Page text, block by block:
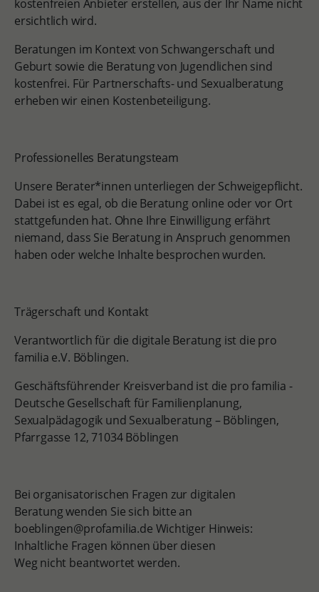
kostenfreien Anbieter erstellen, aus der Ihr Name nicht
ersichtlich wird.
Beratungen im Kontext von Schwangerschaft und
Geburt sowie die Beratung von Jugendlichen sind
kostenfrei. Für Partnerschafts- und Sexualberatung
erheben wir einen Kostenbeteiligung.
Professionelles Beratungsteam
Unsere Berater*innen unterliegen der Schweigepflicht.
Dabei ist es egal, ob die Beratung online oder vor Ort
stattgefunden hat. Ohne Ihre Einwilligung erfährt
niemand, dass Sie Beratung in Anspruch genommen
haben oder welche Inhalte besprochen wurden.
Trägerschaft und Kontakt
Verantwortlich für die digitale Beratung ist die pro
familia e.V. Böblingen.
Geschäftsführender Kreisverband ist die pro familia -
Deutsche Gesellschaft für Familienplanung,
Sexualpädagogik und Sexualberatung – Böblingen,
Pfarrgasse 12, 71034 Böblingen
Bei organisatorischen Fragen zur digitalen
Beratung wenden Sie sich bitte an
boeblingen@profamilia.de Wichtiger Hinweis:
Inhaltliche Fragen können über diesen
Weg nicht beantwortet werden.